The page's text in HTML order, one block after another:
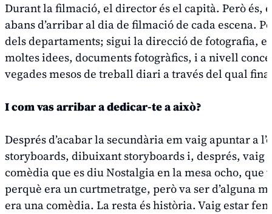
Durant la filmació, el director és el capità. Però és,
abans d’arribar al dia de filmació de cada escena.
dels departaments; sigui la direcció de fotografia,
moltes idees, documents fotogràfics, i a nivell
vegades mesos de treball diari a través del qual
I com vas arribar a dedicar-te a això?
Després d’acabar la secundària em vaig apuntar a
storyboards, dibuixant storyboardsi, després, vaig
comèdia que es diuNostalgia en la mesa ocho, que
perquè era un curtmetratge, però va ser d’alguna
era una comèdia. La resta és història. Vaig estar